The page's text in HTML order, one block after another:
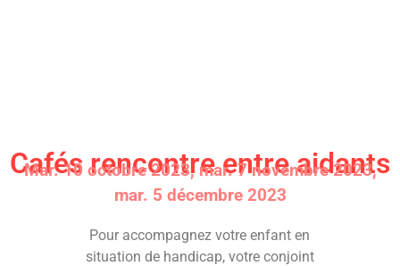
Cafés rencontre entre aidants
Mar. 10 octobre 2023, mar. 7 novembre 2023,
mar. 5 décembre 2023
Pour accompagnez votre enfant en
situation de handicap, votre conjoint